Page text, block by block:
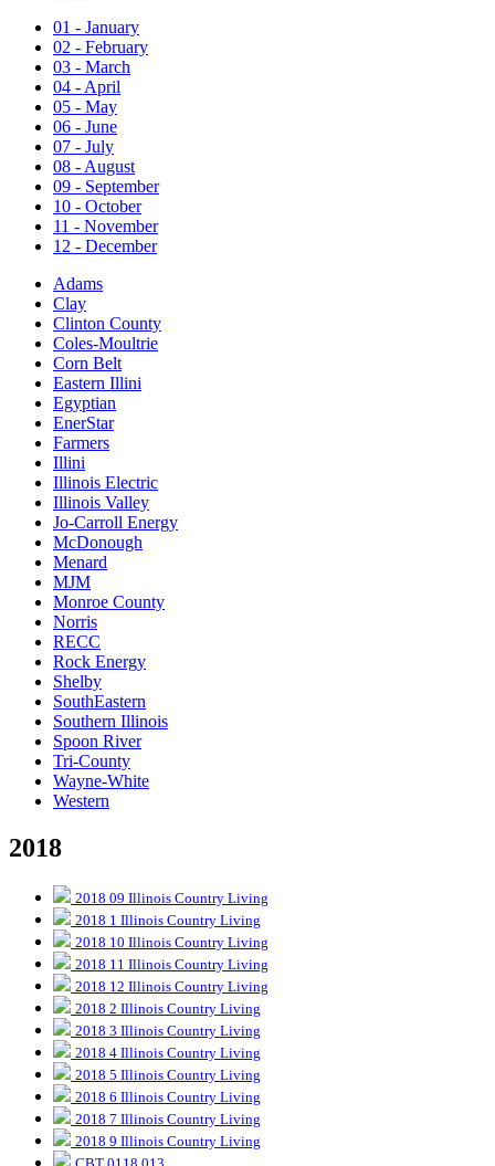
01 - January
02 - February
03 - March
04 - April
05 - May
06 - June
07 - July
08 - August
09 - September
10 - October
11 - November
12 - December
Adams
Clay
Clinton County
Coles-Moultrie
Corn Belt
Eastern Illini
Egyptian
EnerStar
Farmers
Illini
Illinois Electric
Illinois Valley
Jo-Carroll Energy
McDonough
Menard
MJM
Monroe County
Norris
RECC
Rock Energy
Shelby
SouthEastern
Southern Illinois
Spoon River
Tri-County
Wayne-White
Western
2018
2018 09 Illinois Country Living
2018 1 Illinois Country Living
2018 10 Illinois Country Living
2018 11 Illinois Country Living
2018 12 Illinois Country Living
2018 2 Illinois Country Living
2018 3 Illinois Country Living
2018 4 Illinois Country Living
2018 5 Illinois Country Living
2018 6 Illinois Country Living
2018 7 Illinois Country Living
2018 9 Illinois Country Living